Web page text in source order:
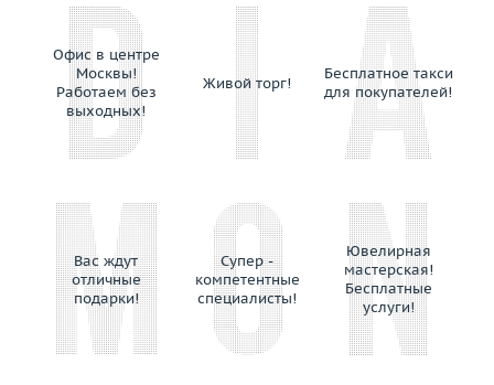
Офис в центре
Москвы!
Работаем без
выходных!
Живой торг!
Бесплатное такси
для покупателей!
Вас ждут
отличные
подарки!
Супер -
компетентные
специалисты!
Ювелирная
мастерская!
Бесплатные
услуги!